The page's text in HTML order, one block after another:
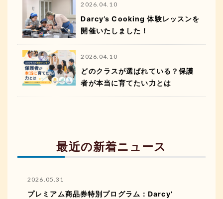
2026.04.10
Darcy’s Cooking 体験レッスンを
開催いたしました！
2026.04.10
どのクラスが選ばれている？保護
者が本当に育てたい力とは
最近の新着ニュース
2026.05.31
プレミアム商品券特別プログラム：Darcy’